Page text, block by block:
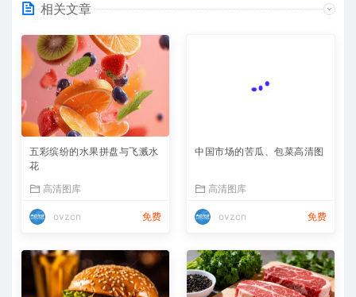
相关文章
五彩缤纷的水果拼盘与飞溅水
花
高清图库
ovzcn 免费
中国市场的苦瓜、包菜高清图
高清图库
ovzcn 免费